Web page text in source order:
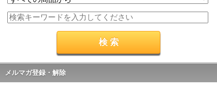
メルマガ登録・解除